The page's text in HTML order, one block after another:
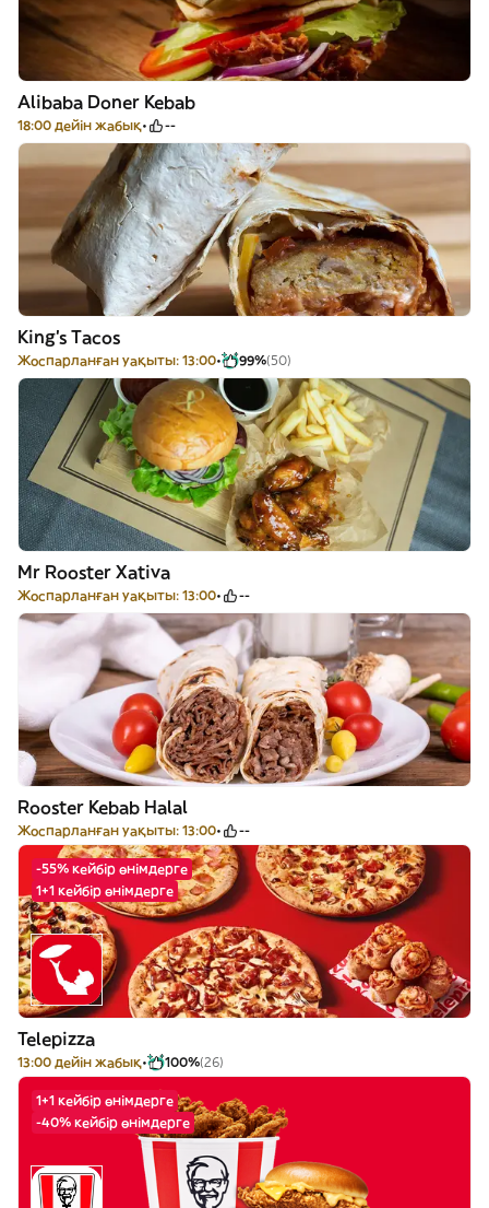
Alibaba Doner Kebab
18:00 дейін жабық --
King’s Tacos
Жоспарланған уақыты: 13:00 99%(50)
Mr Rooster Xativa
Жоспарланған уақыты: 13:00 --
Rooster Kebab Halal
Жоспарланған уақыты: 13:00 --
-55% кейбір өнімдерге
1+1 кейбір өнімдерге
Telepizza
13:00 дейін жабық 100%(26)
1+1 кейбір өнімдерге
-40% кейбір өнімдерге